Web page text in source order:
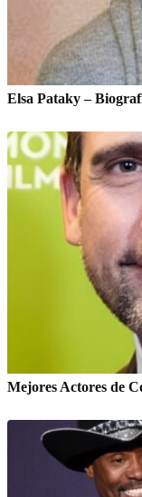
Elsa Pataky –
Mejores Actores de